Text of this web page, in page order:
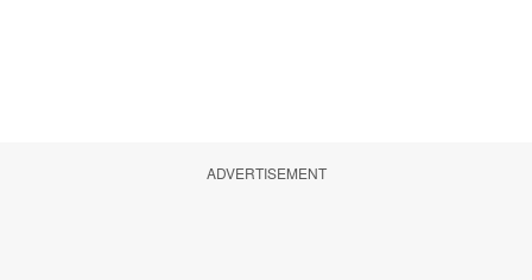
ADVERTISEMENT